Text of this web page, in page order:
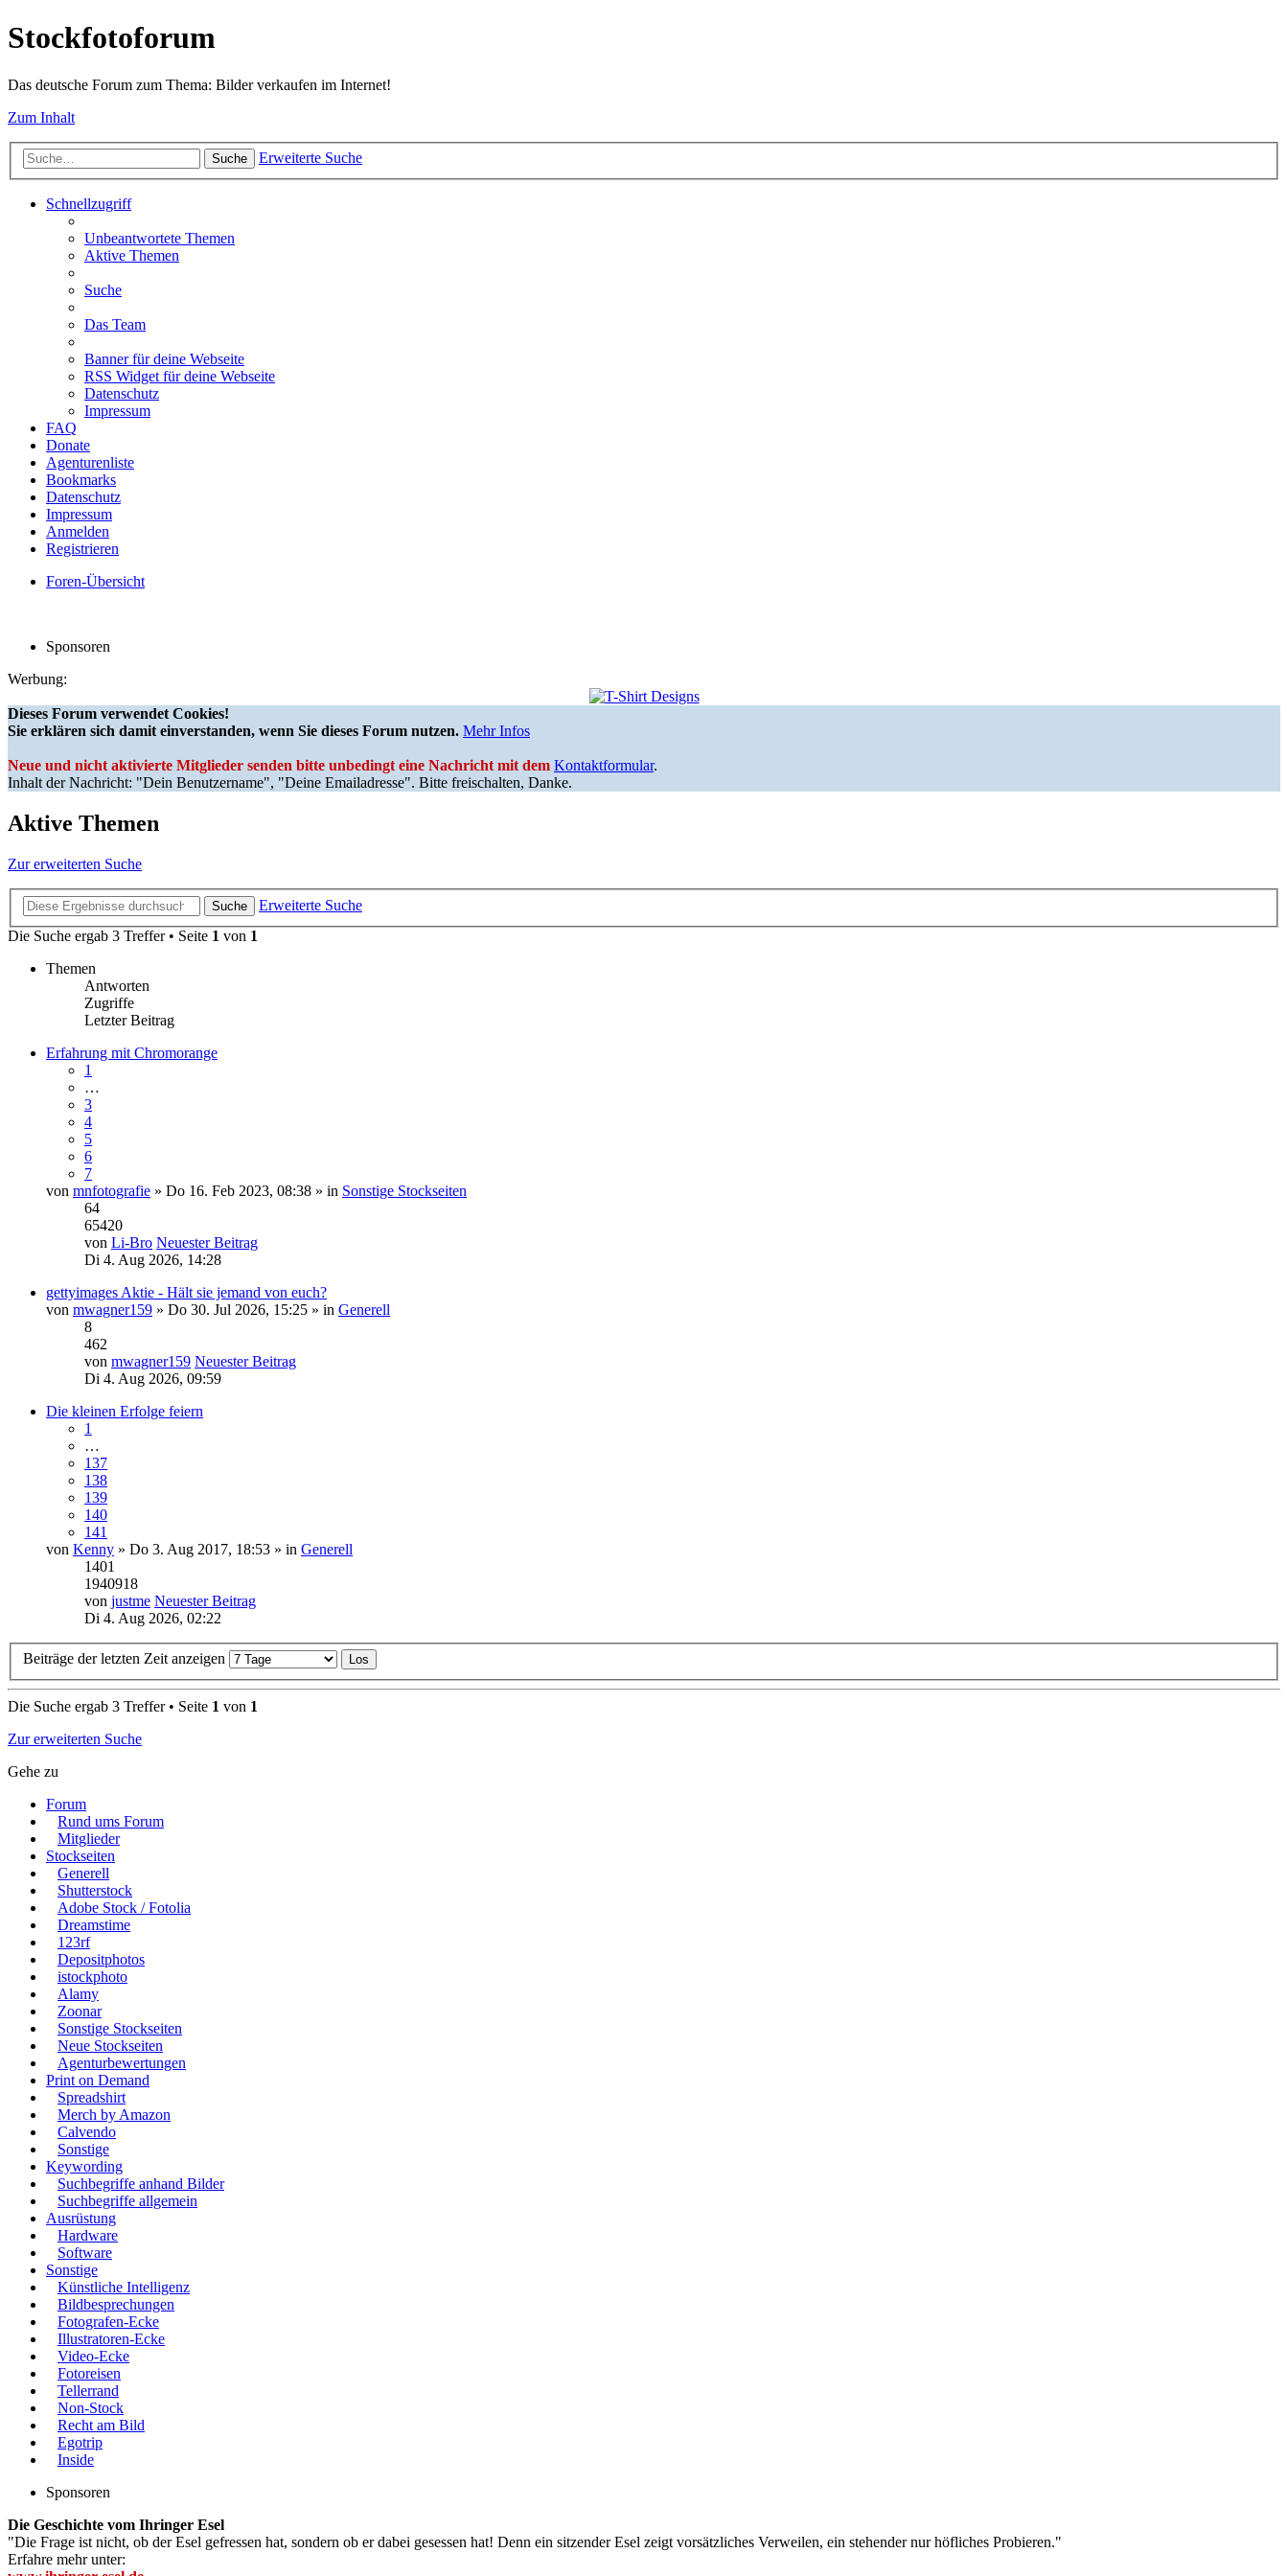
Stockfotoforum
Das deutsche Forum zum Thema: Bilder verkaufen im Internet!
Zum Inhalt
Suche Erweiterte Suche
Schnellzugriff
Unbeantwortete Themen
Aktive Themen
Suche
Das Team
Banner für deine Webseite
RSS Widget für deine Webseite
Datenschutz
Impressum
FAQ
Donate
Agenturenliste
Bookmarks
Datenschutz
Impressum
Anmelden
Registrieren
Foren-Übersicht
Sponsoren
Werbung:
Dieses Forum verwendet Cookies!
Sie erklären sich damit einverstanden, wenn Sie dieses Forum nutzen. Mehr Infos
Neue und nicht aktivierte Mitglieder senden bitte unbedingt eine Nachricht mit dem Kontaktformular.
Inhalt der Nachricht: "Dein Benutzername", "Deine Emailadresse". Bitte freischalten, Danke.
Aktive Themen
Zur erweiterten Suche
Suche
Erweiterte Suche
Die Suche ergab 3 Treffer • Seite 1 von 1
Themen
Antworten
Zugriffe
Letzter Beitrag
Erfahrung mit Chromorange
1
…
3
4
5
6
7
von mnfotografie » Do 16. Feb 2023, 08:38 » in Sonstige Stockseiten
64
65420
von Li-Bro Neuester Beitrag
Di 4. Aug 2026, 14:28
gettyimages Aktie - Hält sie jemand von euch?
von mwagner159 » Do 30. Jul 2026, 15:25 » in Generell
8
462
von mwagner159 Neuester Beitrag
Di 4. Aug 2026, 09:59
Die kleinen Erfolge feiern
1
…
137
138
139
140
141
von Kenny » Do 3. Aug 2017, 18:53 » in Generell
1401
1940918
von justme Neuester Beitrag
Di 4. Aug 2026, 02:22
Beiträge der letzten Zeit anzeigen
Die Suche ergab 3 Treffer • Seite 1 von 1
Zur erweiterten Suche
Gehe zu
Forum
Rund ums Forum
Mitglieder
Stockseiten
Generell
Shutterstock
Adobe Stock / Fotolia
Dreamstime
123rf
Depositphotos
istockphoto
Alamy
Zoonar
Sonstige Stockseiten
Neue Stockseiten
Agenturbewertungen
Print on Demand
Spreadshirt
Merch by Amazon
Calvendo
Sonstige
Keywording
Suchbegriffe anhand Bilder
Suchbegriffe allgemein
Ausrüstung
Hardware
Software
Sonstige
Künstliche Intelligenz
Bildbesprechungen
Fotografen-Ecke
Illustratoren-Ecke
Video-Ecke
Fotoreisen
Tellerrand
Non-Stock
Recht am Bild
Egotrip
Inside
Sponsoren
Die Geschichte vom Ihringer Esel
"Die Frage ist nicht, ob der Esel gefressen hat, sondern ob er dabei gesessen hat! Denn ein sitzender Esel zeigt vorsätzliches Verweilen, ein stehender nur höfliches Probieren."
Erfahre mehr unter: